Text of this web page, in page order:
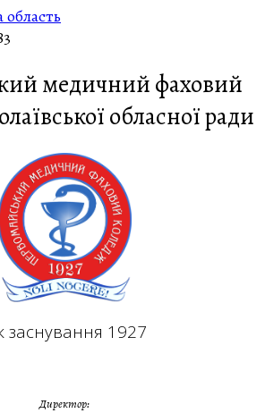
область
медичний фаховий
обласної ради
заснування 1927
Директор: